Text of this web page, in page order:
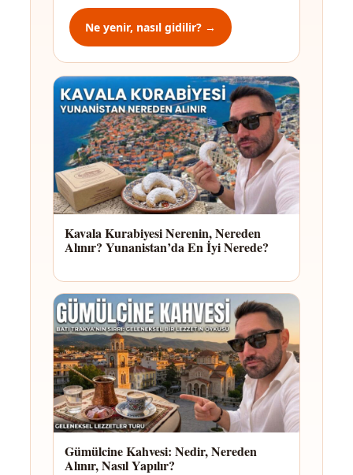
Ne yenir, nasıl gidilir? →
Kavala Kurabiyesi Nerenin, Nereden
Alınır? Yunanistan’da En İyi Nerede?
Gümülcine Kahvesi: Nedir, Nereden
Alınır, Nasıl Yapılır?